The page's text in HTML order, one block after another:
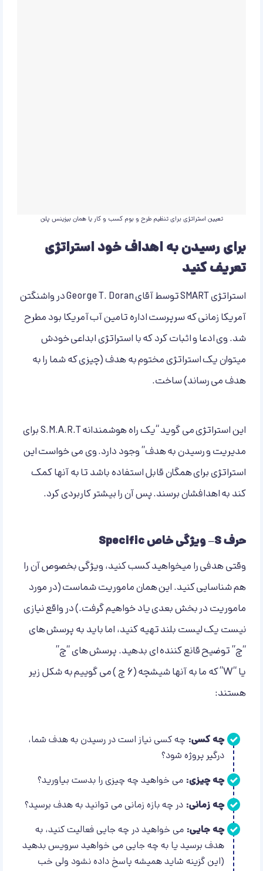
تعیین استراتژی برای تنظیم طرح و بوم کسب و کار یا همان بیزینس پلن
برای رسیدن به اهداف خود استراتژی
تعریف کنید
استراتژی SMART توسط آقای George T. Doran در واشنگتن
آمریکا زمانی که سرپرست اداره تامین آب آمریکا بود مطرح
شد. وی ادعا و اثبات کرد که با استراتژی ابداعی خودش
میتوان یک استراتژی مختوم به هدف (چیزی که شما را به
هدف می رساند) ساخت.
این استراتژی می گوید “یک راه هوشمندانه S.M.A.R.T برای
مدیریت و رسیدن به هدف” وجود دارد. وی می خواست این
استراتژی برای همگان قابل استفاده باشد تا به آنها کمک
کند به اهدافشان برسند. پس آن را بیشتر کاربردی کرد.
حرف S– ویژگی خاص Specific
وقتی هدفی را میخواهید کسب کنید، ویژگی بخصوص آن را
هم شناسایی کنید. این همان ماموریت شماست (در مورد
ماموریت در بخش بعدی یاد خواهیم گرفت.) در واقع نیازی
نیست یک لیست بلند تهیه کنید، اما باید به پرسش های
“چ” توضیح قانع کننده ای بدهید. پرسش های “چ”
یا “W” که ما به آنها شیشچه (6 چ ) می گوییم به شکل زیر
هستند:
چه کسی: چه کسی نیاز است در رسیدن به هدف شما،
درگیر پروژه شود؟
چه چیزی: می خواهید چه چیزی را بدست بیاورید؟
چه زمانی: در چه بازه زمانی می توانید به هدف برسید؟
چه جایی: می خواهید در چه جایی فعالیت کنید، به
هدف برسید یا به چه جایی می خواهید سرویس بدهید
(این گزینه شاید همیشه پاسخ داده نشود ولی خب